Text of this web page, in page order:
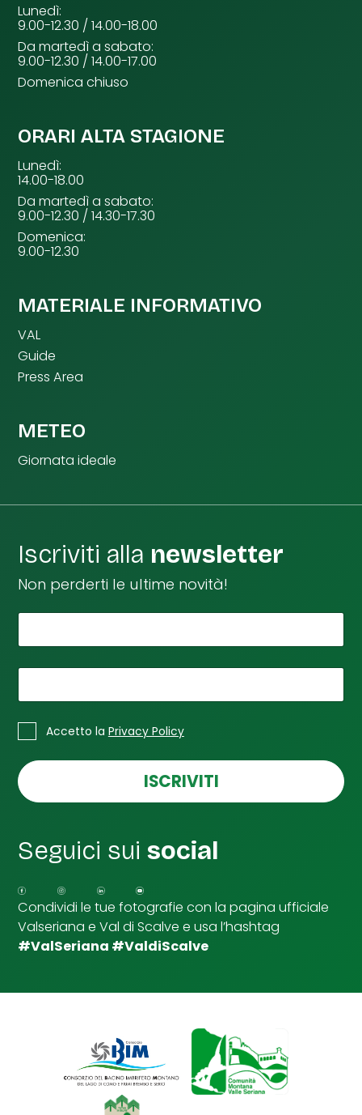
Lunedì:
9.00-12.30 / 14.00-18.00
Da martedì a sabato:
9.00-12.30 / 14.00-17.00
Domenica chiuso
ORARI ALTA STAGIONE
Lunedì:
14.00-18.00
Da martedì a sabato:
9.00-12.30 / 14.30-17.30
Domenica:
9.00-12.30
MATERIALE INFORMATIVO
VAL
Guide
Press Area
METEO
Giornata ideale
Iscriviti alla newsletter
Non perderti le ultime novità!
a
t
o
C
a
e
l
i
p
u
n
t
a
* Accetto la Privacy Policy
ISCRIVITI
Seguici suisocial
Condividi le tue fotografie con la pagina ufficiale
Valseriana e Val di Scalve e usa l’hashtag
#ValSeriana #ValdiScalve